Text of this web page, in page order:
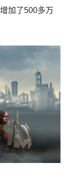
加了500多万